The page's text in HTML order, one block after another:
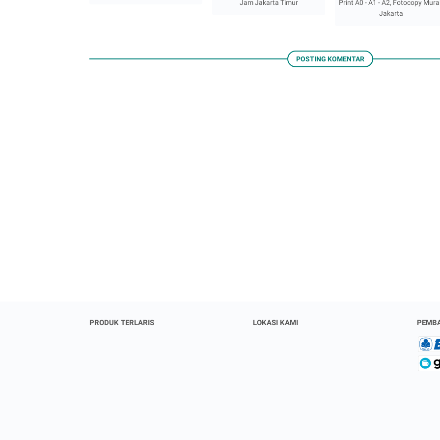
Jam Jakarta Timur
Print A0 - A1 - A2, Fotocopy
Jakarta
POSTING KOMENTAR
PRODUK TERLARIS LOKASI KAMI